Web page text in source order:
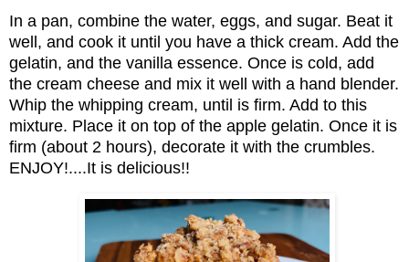
In a pan, combine the water, eggs, and sugar. Beat it
well, and cook it until you have a thick cream. Add the
gelatin, and the vanilla essence. Once is cold, add
the cream cheese and mix it well with a hand blender.
Whip the whipping cream, until is firm. Add to this
mixture. Place it on top of the apple gelatin. Once it is
firm (about 2 hours), decorate it with the crumbles.
ENJOY!....It is delicious!!